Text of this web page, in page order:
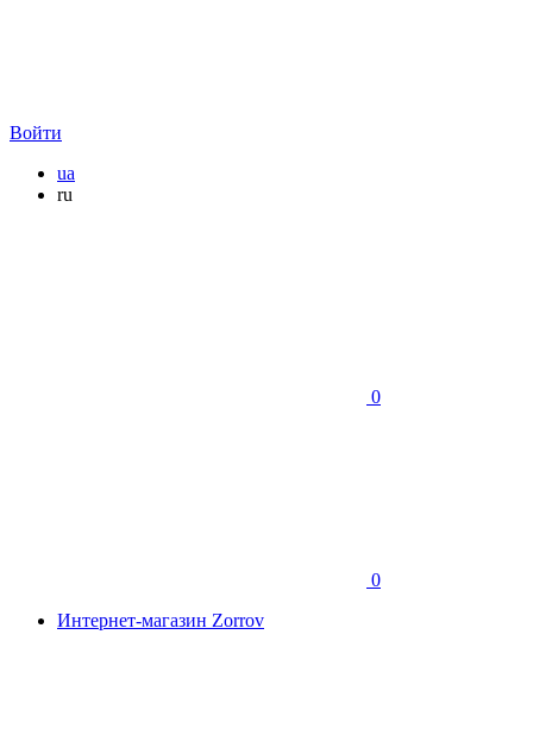
Войти
ua
ru
0
0
Интернет-магазин Zorrov